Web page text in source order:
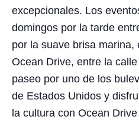
excepcionales. Los
domingos por la tarde
por la suave brisa
Ocean Drive, entre la
paseo por uno de los
de Estados Unidos y
la cultura con Ocean